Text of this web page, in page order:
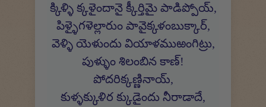
క్కిళ్ళి క్కళైందానై క్కీర్తిమై పాడిప్పోయ్,
పిళ్ళైగళెల్లారుం పావైక్కళంబుక్కార్,
వెళ్ళి యెళుందు వియాళముఱంగిట్రు,
పుళ్ళుం శిలంబిన కాణ్!
పోదరిక్కణ్ణినాయ్,
కుళ్ళక్కుళిర క్కుడైందు నీరాడాదే,